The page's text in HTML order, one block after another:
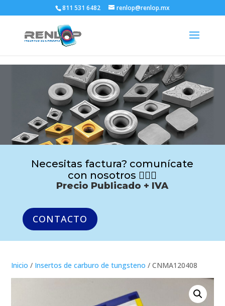
811 531 6482 renlop@renlop.mx
Necesitas factura? comunícate
con nosotros 🙋🏻‍♂️
Precio Publicado + IVA
CONTACTO
Inicio / Insertos de carburo de tungsteno / CNMA120408